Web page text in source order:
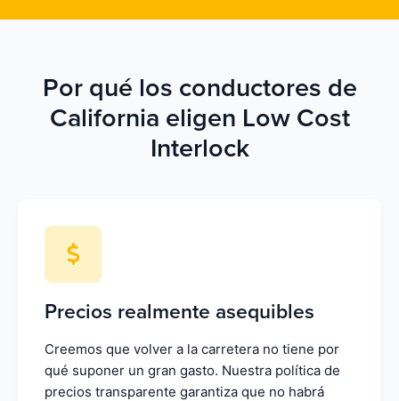
Por qué los conductores de
California eligen Low Cost
Interlock
Precios realmente asequibles
Creemos que volver a la carretera no tiene por
qué suponer un gran gasto. Nuestra política de
precios transparente garantiza que no habrá